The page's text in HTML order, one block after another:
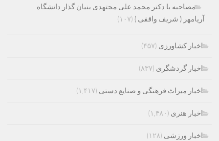
مصاحبه با دکتر محمد علی مجتهدی بنیان گذار دانشگاه
آریامهر ( شریف واقفی ) (۱۰۷)
اخبار کشاورزی (۴۵۷)
اخبار گردشگری (۸۳۷)
اخبار میراث فرهنگی و صنایع دستی (۱,۴۱۷)
اخبار هنری (۱,۴۸۰)
اخبار ورزشی (۱۲۸)